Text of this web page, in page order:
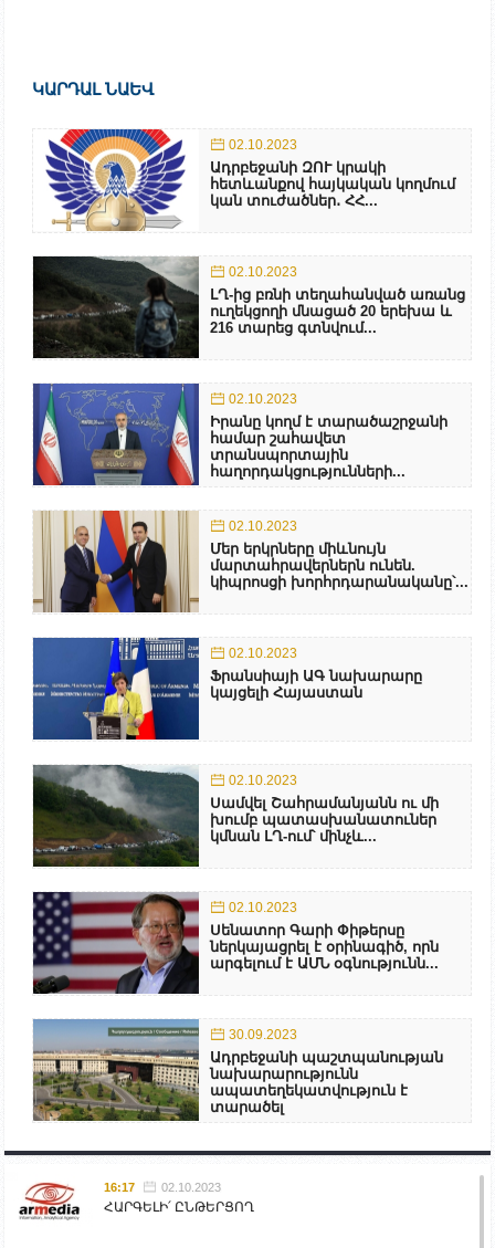
ԿԱՐԴԱԼ ՆԱԵՎ
02.10.2023
Ադրբեջանի ԶՈՒ կրակի
հետևանքով հայկական կողմում
կան տուժածներ․ ՀՀ...
02.10.2023
ԼՂ-ից բռնի տեղահանված առանց
ուղեկցողի մնացած 20 երեխա և
216 տարեց գտնվում...
02.10.2023
Իրանը կողմ է տարածաշրջանի
համար շահավետ
տրանսպորտային
հաղորդակցությունների...
02.10.2023
Մեր երկրները միևնույն
մարտահրավերներն ունեն.
կիպրոսցի խորհրդարանականը՝...
02.10.2023
Ֆրանսիայի ԱԳ նախարարը
կայցելի Հայաստան
02.10.2023
Սամվել Շահրամանյանն ու մի
խումբ պատասխանատուներ
կմնան ԼՂ-ում՝ մինչև...
02.10.2023
Սենատոր Գարի Փիթերսը
ներկայացրել է օրինագիծ, որն
արգելում է ԱՄՆ օգնությունն...
30.09.2023
Ադրբեջանի պաշտպանության
նախարարությունն
ապատեղեկատվություն է
տարածել
16:17 02.10.2023
ՀԱՐԳԵԼԻ՛ ԸՆԹԵՐՑՈՂ